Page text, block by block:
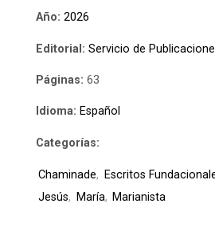
Año: 2026
Editorial: Servicio de
Páginas: 63
Idioma: Español
Categorías:
Chaminade, Escritos
Jesús, María, Marianista